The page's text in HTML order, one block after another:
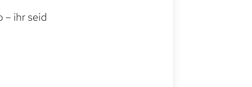
– ihr seid